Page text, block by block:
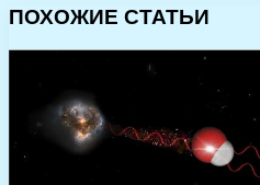
ПОХОЖИЕ СТАТЬИ